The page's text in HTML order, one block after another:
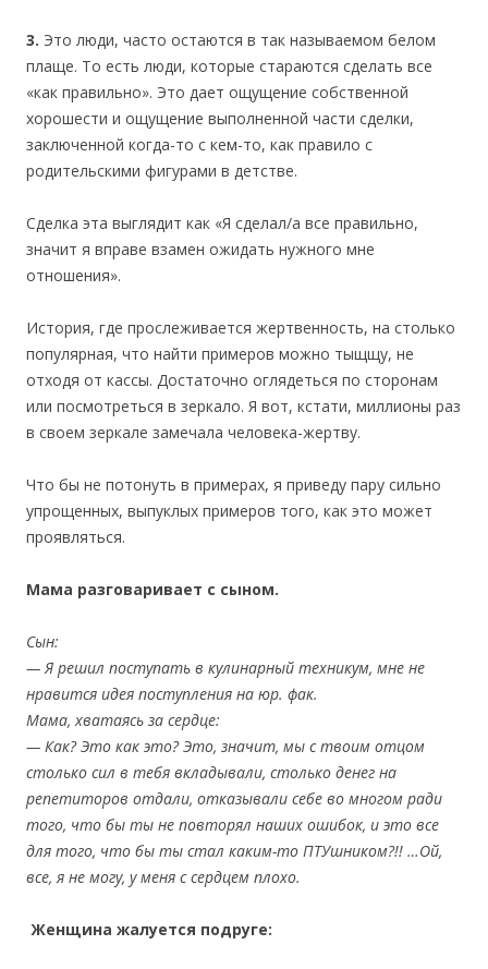
3. Это люди, часто остаются в так называемом белом
плаще. То есть люди, которые стараются сделать все
«как правильно». Это дает ощущение собственной
хорошести и ощущение выполненной части сделки,
заключенной когда-то с кем-то, как правило с
родительскими фигурами в детстве.
Сделка эта выглядит как «Я сделал/а все правильно,
значит я вправе взамен ожидать нужного мне
отношения».
История, где прослеживается жертвенность, на столько
популярная, что найти примеров можно тыщщу, не
отходя от кассы. Достаточно оглядеться по сторонам
или посмотреться в зеркало. Я вот, кстати, миллионы раз
в своем зеркале замечала человека-жертву.
Что бы не потонуть в примерах, я приведу пару сильно
упрощенных, выпуклых примеров того, как это может
проявляться.
Мама разговаривает с сыном.
Сын:
— Я решил поступать в кулинарный техникум, мне не
нравится идея поступления на юр. фак.
Мама, хватаясь за сердце:
— Как? Это как это? Это, значит, мы с твоим отцом
столько сил в тебя вкладывали, столько денег на
репетиторов отдали, отказывали себе во многом ради
того, что бы ты не повторял наших ошибок, и это все
для того, что бы ты стал каким-то ПТУшником?!! …Ой,
все, я не могу, у меня с сердцем плохо.
Женщина жалуется подруге: